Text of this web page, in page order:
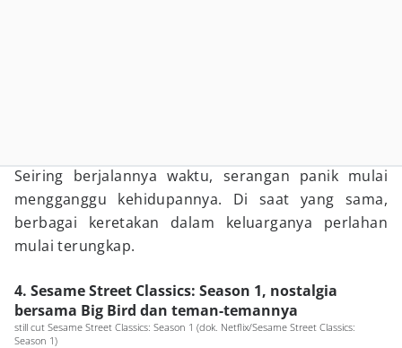
Seiring berjalannya waktu, serangan panik mulai
mengganggu kehidupannya. Di saat yang sama,
berbagai keretakan dalam keluarganya perlahan
mulai terungkap.
4. Sesame Street Classics: Season 1, nostalgia
bersama Big Bird dan teman-temannya
still cut Sesame Street Classics: Season 1 (dok. Netflix/Sesame Street Classics:
Season 1)